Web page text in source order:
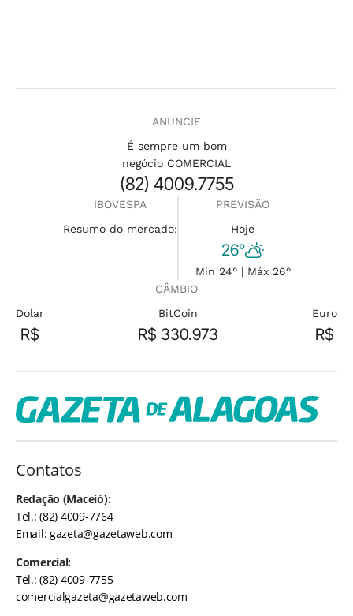
ANUNCIE
É sempre um bom
negócio COMERCIAL
(82) 4009.7755
IBOVESPA
Resumo do mercado:
PREVISÃO
Hoje
26°
Min 24° | Máx 26°
CÂMBIO
Dolar
R$
BitCoin
R$ 330.973
Euro
R$
Contatos
Redação (Maceió):
Tel.: (82) 4009-7764
Email:gazeta@gazetaweb.com
Comercial:
Tel.: (82) 4009-7755
comercialgazeta@gazetaweb.com